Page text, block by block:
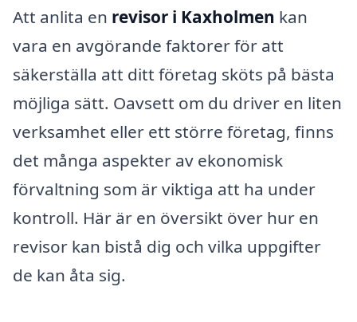
Att anlita en revisor i Kaxholmen kan
vara en avgörande faktorer för att
säkerställa att ditt företag sköts på bästa
möjliga sätt. Oavsett om du driver en liten
verksamhet eller ett större företag, finns
det många aspekter av ekonomisk
förvaltning som är viktiga att ha under
kontroll. Här är en översikt över hur en
revisor kan bistå dig och vilka uppgifter
de kan åta sig.